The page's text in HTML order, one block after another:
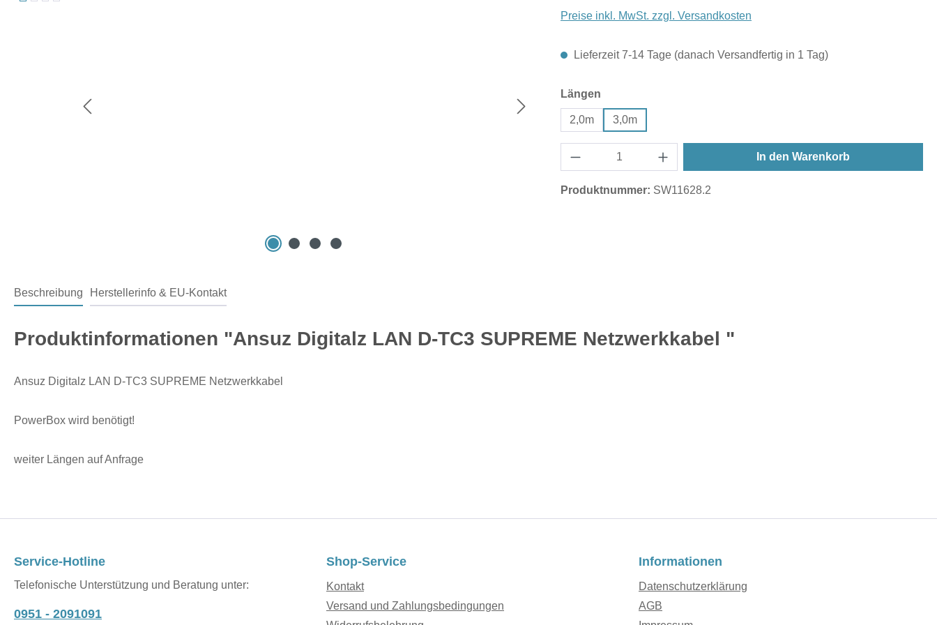
Preise inkl. MwSt. zzgl. Versandkosten
Lieferzeit 7-14 Tage (danach Versandfertig in 1 Tag)
Längen
2,0m 3,0m
In den Warenkorb
Produktnummer: SW11628.2
Beschreibung Herstellerinfo & EU-Kontakt
Produktinformationen "Ansuz Digitalz LAN D-TC3 SUPREME Netzwerkkabel "
Ansuz Digitalz LAN D-TC3 SUPREME Netzwerkkabel
PowerBox wird benötigt!
weiter Längen auf Anfrage
Service-Hotline
Telefonische Unterstützung und Beratung unter:
0951 - 2091091
Shop-Service
Kontakt
Versand und Zahlungsbedingungen
Informationen
Datenschutzerklärung
AGB